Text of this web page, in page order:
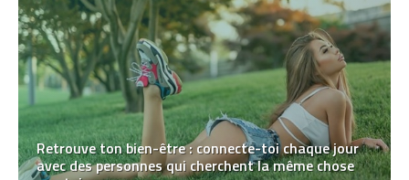
Retrouve ton bien-être : connecte-toi chaque jour
avec des personnes qui cherchent la même chose